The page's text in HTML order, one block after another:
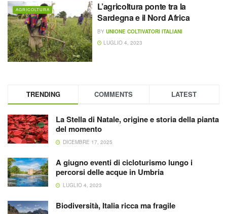
AGRICOLTURA
L’agricoltura ponte tra la
Sardegna e il Nord Africa
BY UNIONE COLTIVATORI ITALIANI
LUGLIO 4, 2023
TRENDING COMMENTS LATEST
La Stella di Natale, origine e storia della pianta
del momento
DICEMBRE 17, 2025
A giugno eventi di cicloturismo lungo i
percorsi delle acque in Umbria
LUGLIO 4, 2023
Biodiversità, Italia ricca ma fragile